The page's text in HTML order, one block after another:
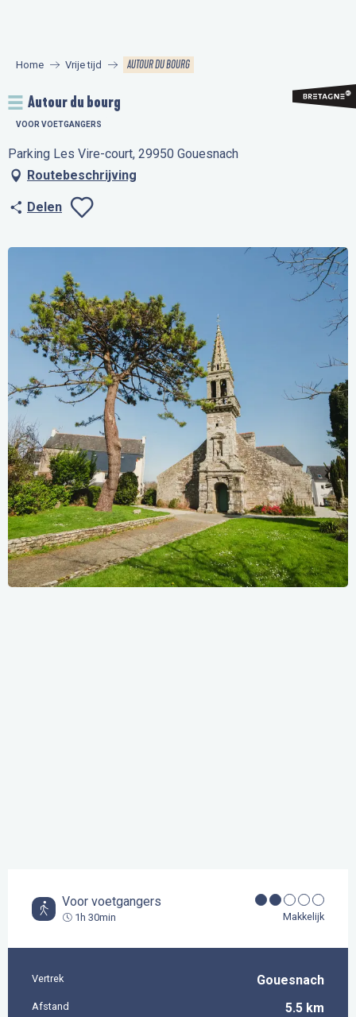
principal
Home Vrije tijd AUTOUR DU BOURG
Autour du bourg
VOOR VOETGANGERS
Parking Les Vire-court, 29950 Gouesnach
Routebeschrijving
Delen
Voor voetgangers
1h 30min Makkelijk
Praktische informatie
Vertrek Gouesnach
Afstand 5.5 km